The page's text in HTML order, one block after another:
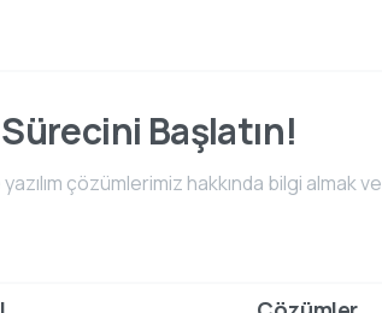
Başlatın!
çözümlerimiz hakkında bilgi almak